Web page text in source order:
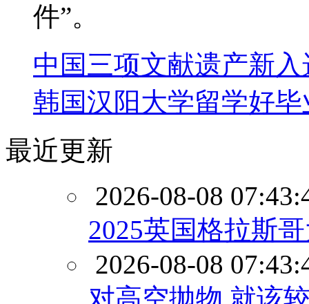
件”。
中国三项文献遗产新
韩国汉阳大学留学好毕
最近更新
2026-08-08
2025英国格拉斯
2026-08-08
对高空抛物 就该